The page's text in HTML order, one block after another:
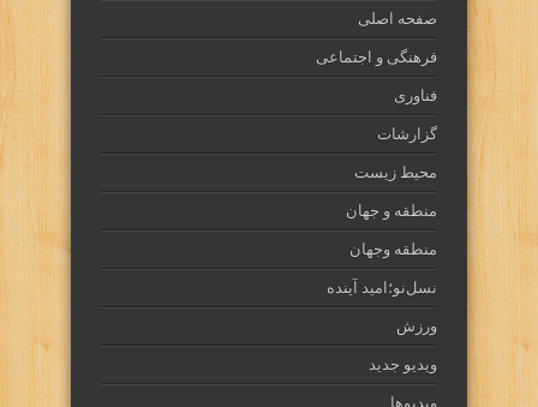
صفحه اصلی
فرهنگی و اجتماعی
فناوری
گزارشات
محیط زیست
منطقه و جهان
منطقه وجهان
نسل‌نو؛امید آینده
ورزش
ویدیو جدید
ویدیوها